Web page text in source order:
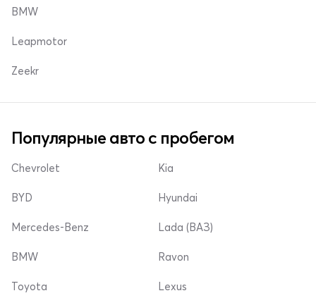
BMW
Leapmotor
Zeekr
Популярные авто с пробегом
Chevrolet
BYD
Mercedes-Benz
Kia
Hyundai
Lada (ВАЗ)
BMW
Toyota
Ravon
Lexus